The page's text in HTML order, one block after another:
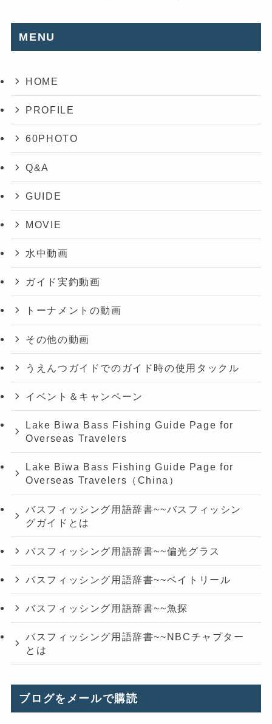
MENU
HOME
PROFILE
60PHOTO
Q&A
GUIDE
MOVIE
水中動画
ガイド実釣動画
トーナメントの動画
その他の動画
うえんつガイドでのガイド時の使用タックル
イベント＆キャンペーン
Lake Biwa Bass Fishing Guide Page for
Overseas Travelers
Lake Biwa Bass Fishing Guide Page for
Overseas Travelers（China）
バスフィッシング用語辞書~~バスフィッシン
グガイドとは
バスフィッシング用語辞書~~偏光グラス
バスフィッシング用語辞書~~ベイトリール
バスフィッシング用語辞書~~魚探
バスフィッシング用語辞書~~NBCチャプター
とは
ブログをメールで購読